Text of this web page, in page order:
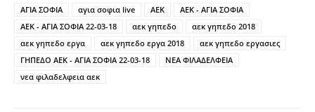
ΑΓΙΑ ΣΟΦΙΑ αγια σοφια live ΑΕΚ
ΑΕΚ - ΑΓΙΑ ΣΟΦΙΑ
ΑΕΚ - ΑΓΙΑ ΣΟΦΙΑ 22-03-18
αεκ γηπεδο
αεκ γηπεδο 2018
αεκ γηπεδο εργα
αεκ γηπεδο εργα 2018
αεκ γηπεδο εργασιες
ΓΗΠΕΔΟ ΑΕΚ - ΑΓΙΑ ΣΟΦΙΑ 22-03-18
ΝΕΑ ΦΙΛΑΔΕΛΦΕΙΑ
νεα φιλαδελφεια αεκ